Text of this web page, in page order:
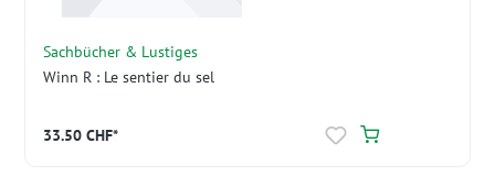
Sachbücher & Lustiges
Winn R : Le sentier du sel
33.50 CHF*